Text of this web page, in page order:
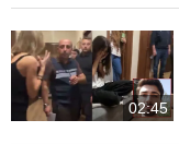
02:45